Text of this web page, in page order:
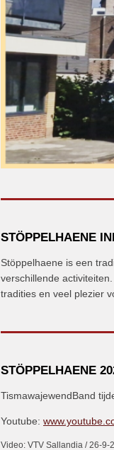
STÖPPELHAENE
Stöppelhaene is een
verschillende
tradities en veel plezier
STÖPPELHAENE
TismawajewendBand
Youtube:
Video: VTV Sallandia / 26-9-